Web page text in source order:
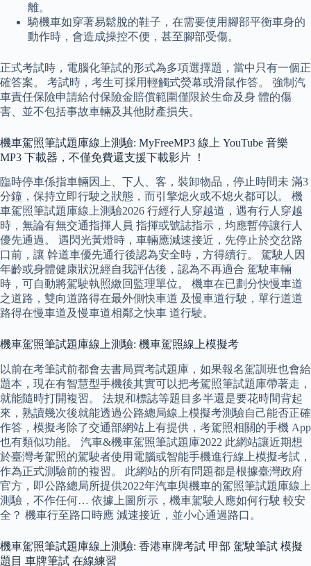
離。
騎機車如穿著易鬆脫的鞋子，在需要使用腳部平衡車身的
動作時，會造成操控不便，甚至腳部受傷。
正式考試時，電腦化筆試的形式為多項選擇題，當中只有一個正
確答案。 考試時，考生可採用輕觸式熒幕或滑鼠作答。 強制汽
車責任保險申請給付保險金賠償範圍僅限於生命及身 體的傷
害、並不包括事故車輛及其他財產損失。
機車駕照筆試題庫線上測驗: MyFreeMP3 線上 YouTube 音樂
MP3 下載器，不僅免費還支援下載影片 ！
臨時停車係指車輛因上、下人、客，裝卸物品，停止時間未 滿3
分鐘，保持立即行駛之狀態，而引擎熄火或不熄火都可以。 機
車駕照筆試題庫線上測驗2026 行經行人穿越道，遇有行人穿越
時，無論有無交通指揮人員 指揮或號誌指示，均應暫停讓行人
優先通過。 遇閃光黃燈時，車輛應減速接近，先停止於交岔路
口前，讓 幹道車優先通行後認為安全時，方得續行。 駕駛人因
年齡或身體健康狀況經自我評估後，認為不再適合 駕駛車輛
時，可自動將駕駛執照繳回監理單位。 機車在已劃分快慢車道
之道路，雙向道路得在最外側快車道 及慢車道行駛，單行道道
路得在慢車道及慢車道相鄰之快車 道行駛。
機車駕照筆試題庫線上測驗: 機車駕照線上模擬考
以前在考筆試前都會去書局買考試題庫，如果報名駕訓班也會給
題本，現在有智慧型手機後其實可以把考駕照筆試題庫帶著走，
就能隨時打開複習。 法規和標誌等題目多半還是要花時間背起
來，熟讀幾次後就能透過公路總局線上模擬考測驗自己能否正確
作答，模擬考除了交通部網站上有提供，考駕照相關的手機 App
也有類似功能。 汽車&機車駕照筆試題庫2022 此網站讓近期想
於臺灣考駕照的駕駛者使用電腦或智能手機進行線上模擬考試，
作為正式測驗前的複習。 此網站的所有問題都是根據臺灣政府
官方，即公路總局所提供2022年汽車與機車的駕照筆試題庫線上
測驗，不作任何… 依據上圖所示，機車駕駛人應如何行駛 較安
全？ 機車行至路口時應 減速接近，並小心通過路口。
機車駕照筆試題庫線上測驗: 香港車牌考試 甲部 駕駛筆試 模擬
題目 車牌筆試 在線練習